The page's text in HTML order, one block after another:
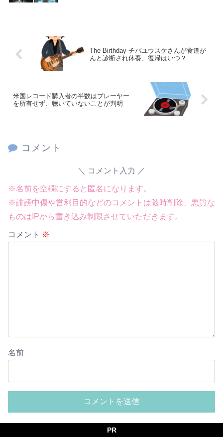
Powered by livedoor 相互RSSThe Birthday チバユウスケさんが食道が
んと診断され休養、復帰はいつ？
米国レコード購入者の半数はプレーヤー
を所有せず、聴いていないことが判明
コメント
コメント入力
※名前を空欄にすると匿名になります。
※誹謗中傷や営利目的などのコメントは随時削除、悪質な
ものはIPから書き込み制限させていただきます。
コメント ※
名前
PR